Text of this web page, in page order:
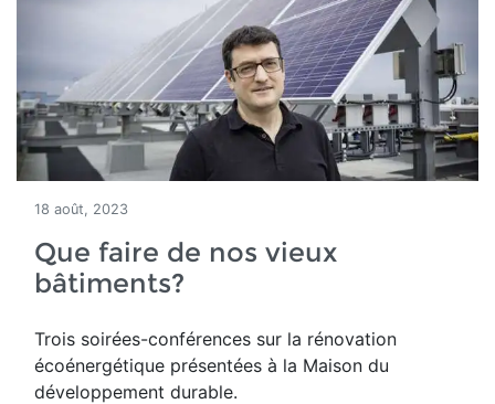
18 août, 2023
Que faire de nos vieux
bâtiments?
Trois soirées-conférences sur la rénovation
écoénergétique présentées à la Maison du
développement durable.